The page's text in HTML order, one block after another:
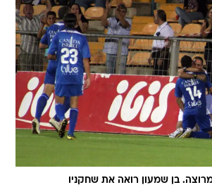
בן שמעון רואה את שחקניו